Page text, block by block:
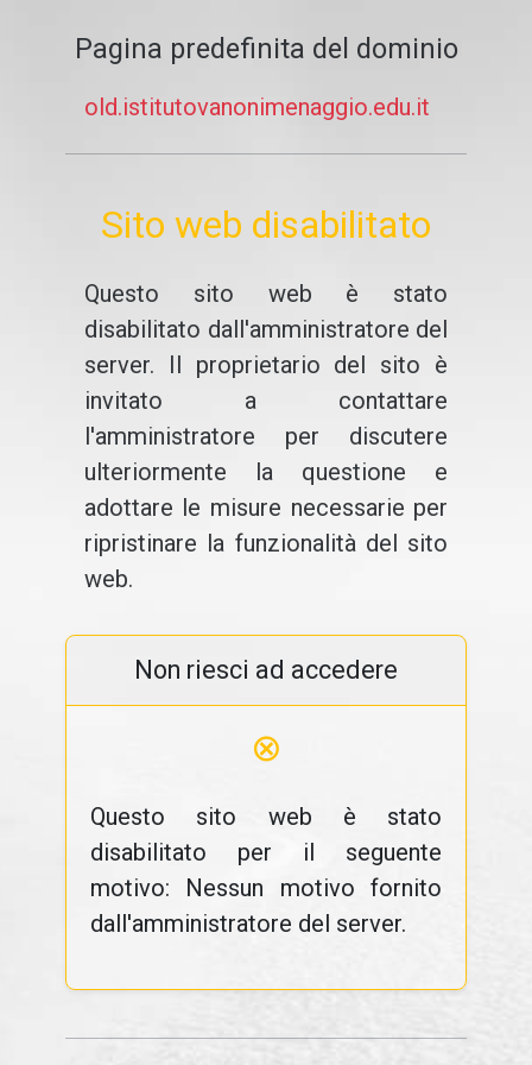
Pagina predefinita del dominio
old.istitutovanonimenaggio.edu.it
Sito web disabilitato
Questo sito web è stato
disabilitato dall'amministratore del
server. Il proprietario del sito è
invitato a contattare
l'amministratore per discutere
ulteriormente la questione e
adottare le misure necessarie per
ripristinare la funzionalità del sito
web.
Non riesci ad accedere
⊗
Questo sito web è stato
disabilitato per il seguente
motivo: Nessun motivo fornito
dall'amministratore del server.